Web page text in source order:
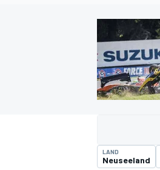
LAND
Neuseeland